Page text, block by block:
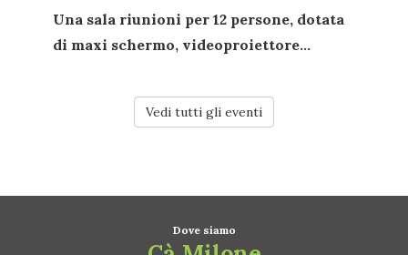
Una sala riunioni per 12 persone, dotata
di maxi schermo, videoproiettore...
Vedi tutti gli eventi
Dove siamo